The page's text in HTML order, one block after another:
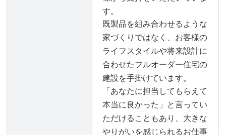
す。
既製品を組み合わせるような
家づくりではなく、お客様の
ライフスタイルや将来設計に
合わせたフルオーダー住宅の
建設を手掛けています。
「あなたに担当してもらえて
本当に良かった」と言ってい
ただけることもあり、大きな
やりがいを感じられるお仕事